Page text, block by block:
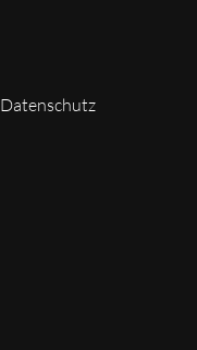
Datenschutz